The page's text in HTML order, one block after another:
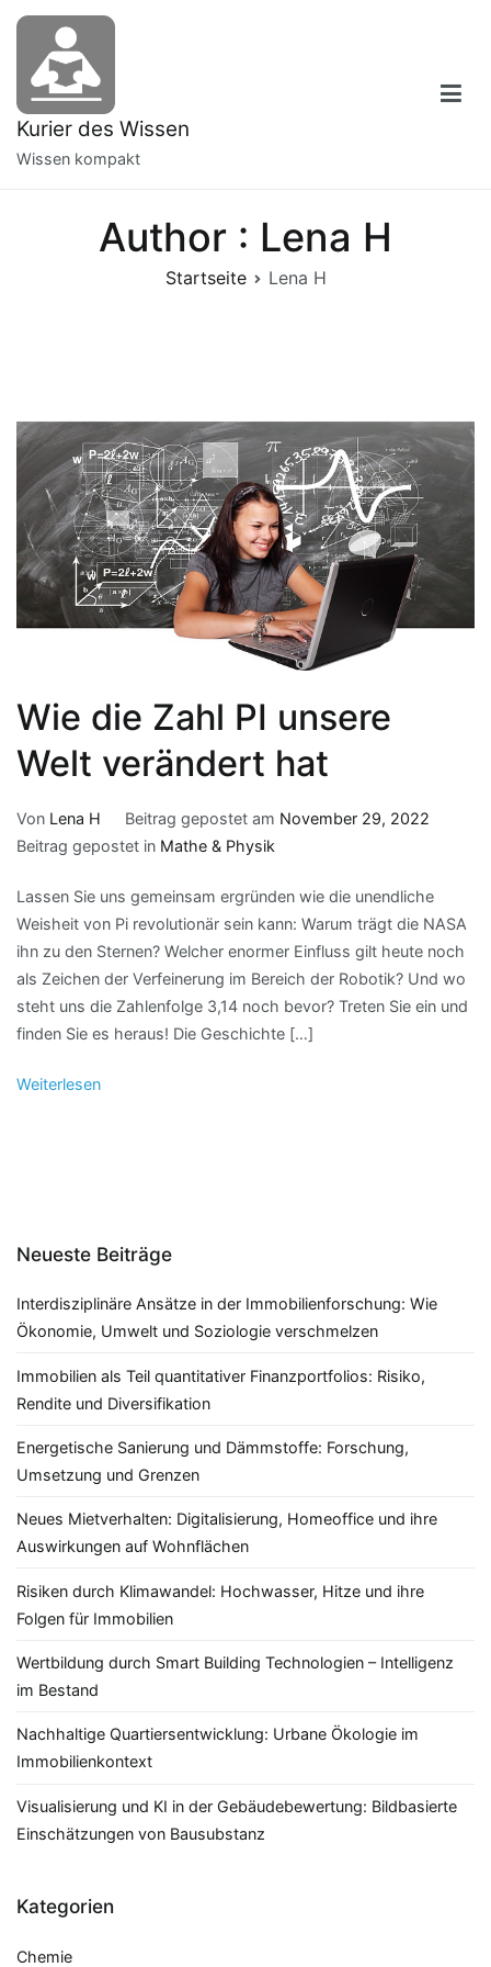
Zum
springen
Kurier des Wissen
Wissen kompakt
Author : Lena H
Startseite Lena H
Wie die Zahl PI unsere
Welt verändert hat
Von Lena H Beitrag gepostet am November 29, 2022
Beitrag gepostet in Mathe & Physik
Lassen Sie uns gemeinsam ergründen wie die unendliche
Weisheit von Pi revolutionär sein kann: Warum trägt die NASA
ihn zu den Sternen? Welcher enormer Einfluss gilt heute noch
als Zeichen der Verfeinerung im Bereich der Robotik? Und wo
steht uns die Zahlenfolge 3,14 noch bevor? Treten Sie ein und
finden Sie es heraus! Die Geschichte […]
Weiterlesen
Neueste Beiträge
Interdisziplinäre Ansätze in der Immobilienforschung: Wie
Ökonomie, Umwelt und Soziologie verschmelzen
Immobilien als Teil quantitativer Finanzportfolios: Risiko,
Rendite und Diversifikation
Energetische Sanierung und Dämmstoffe: Forschung,
Umsetzung und Grenzen
Neues Mietverhalten: Digitalisierung, Homeoffice und ihre
Auswirkungen auf Wohnflächen
Risiken durch Klimawandel: Hochwasser, Hitze und ihre
Folgen für Immobilien
Wertbildung durch Smart Building Technologien – Intelligenz
im Bestand
Nachhaltige Quartiersentwicklung: Urbane Ökologie im
Immobilienkontext
Visualisierung und KI in der Gebäudebewertung: Bildbasierte
Einschätzungen von Bausubstanz
Kategorien
Chemie